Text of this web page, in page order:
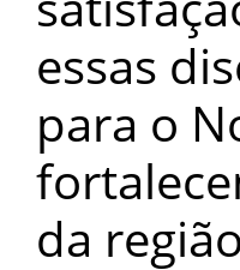
essas
para o
da